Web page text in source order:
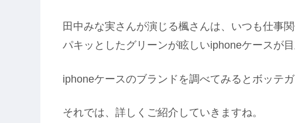
田中みな実さんが演じる楓さんは、いつも仕事
パキッとしたグリーンが眩しいiphoneケースが目
iphoneケースのブランドを調べてみるとボッテガ
それでは、詳しくご紹介していきますね。